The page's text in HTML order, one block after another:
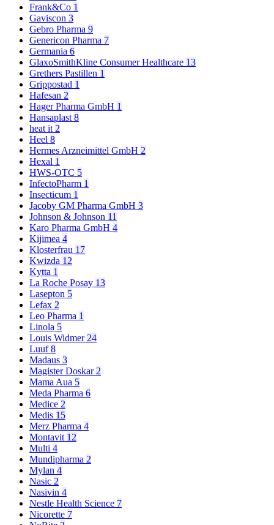
Frank&Co 1
Gaviscon 3
Gebro Pharma 9
Genericon Pharma 7
Germania 6
GlaxoSmithKline Consumer Healthcare 13
Grethers Pastillen 1
Grippostad 1
Hafesan 2
Hager Pharma GmbH 1
Hansaplast8
heat it2
Heel 8
Hermes Arzneimittel GmbH 2
Hexal 1
HWS-OTC 5
InfectoPharm 1
Insecticum 1
Jacoby GM Pharma GmbH 3
Johnson & Johnson 11
Karo Pharma GmbH 4
Kijimea 4
Klosterfrau 17
Kwizda 12
Kytta 1
La Roche Posay 13
Lasepton 5
Lefax 2
Leo Pharma 1
Linola 5
Louis Widmer24
Luuf8
Madaus 3
Magister Doskar2
Mama Aua 5
Meda Pharma 6
Medice 2
Medis 15
Merz Pharma 4
Montavit 12
Multi 4
Mundipharma 2
Mylan 4
Nasic 2
Nasivin 4
Nestle Health Science 7
Nicorette 7